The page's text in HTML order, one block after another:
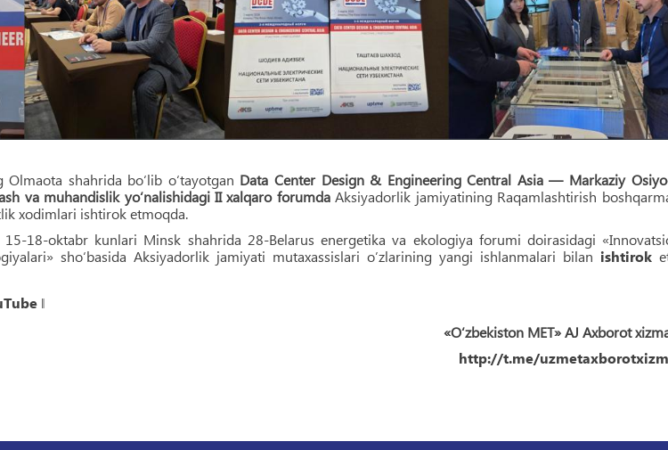
Olmaota shahrida bo‘lib o‘tayotgan Data Center Design & Engineering Central Asia — Markaziy
va muhandislik yo‘nalishidagi II xalqaro forumdaAksiyadorlik jamiyatining Raqamlashtirish
xodimlari ishtirok etmoqda.
15-18-oktabr kunlari Minsk shahrida 28-Belarus energetika va ekologiya forumi doirasidagi
shoʻbasida Aksiyadorlik jamiyati mutaxassislari o’zlarining yangi ishlanmalari bilan ishtirok
‖
«O‘zbekiston MET» AJ Axborot
http://t.me/